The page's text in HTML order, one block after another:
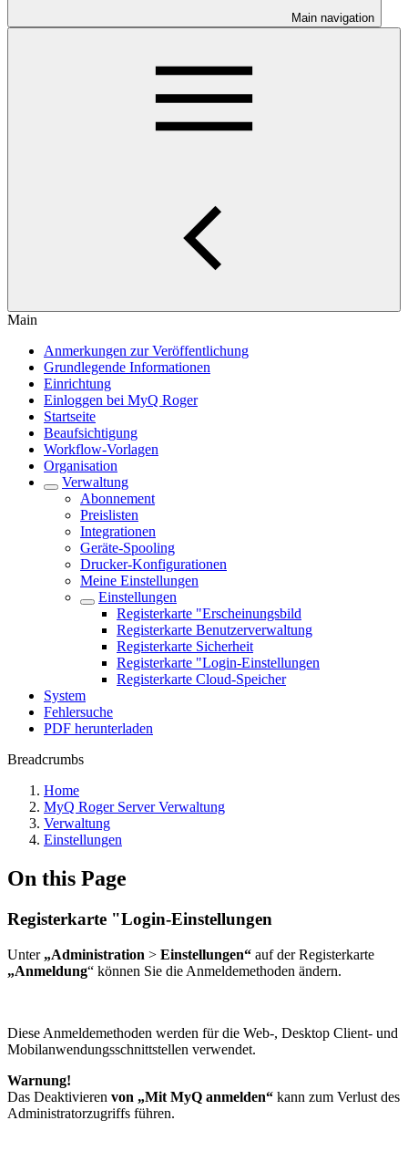
Main navigation
Main
Anmerkungen zur Veröffentlichung
Grundlegende Informationen
Einrichtung
Einloggen bei MyQ Roger
Startseite
Beaufsichtigung
Workflow-Vorlagen
Organisation
Verwaltung
Abonnement
Preislisten
Integrationen
Geräte-Spooling
Drucker-Konfigurationen
Meine Einstellungen
Einstellungen
Registerkarte "Erscheinungsbild
Registerkarte Benutzerverwaltung
Registerkarte Sicherheit
Registerkarte "Login-Einstellungen
Registerkarte Cloud-Speicher
System
Fehlersuche
PDF herunterladen
Breadcrumbs
Home
MyQ Roger Server Verwaltung
Verwaltung
Einstellungen
On this Page
Registerkarte "Login-Einstellungen
Unter „Administration > Einstellungen“ auf der Registerkarte
„Anmeldung“ können Sie die Anmeldemethoden ändern.
Diese Anmeldemethoden werden für die Web-, Desktop Client- und
Mobilanwendungsschnittstellen verwendet.
Warnung!
Das Deaktivieren von „Mit MyQ anmelden“ kann zum Verlust des
Administratorzugriffs führen.